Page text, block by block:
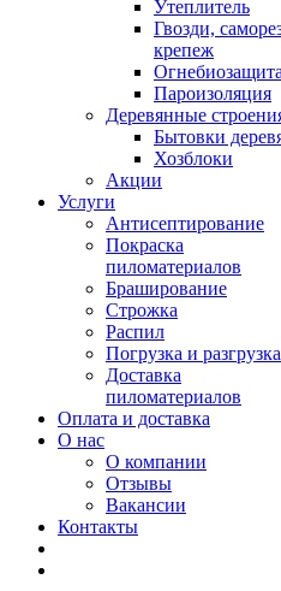
Утеплитель
Гвозди,
крепеж
Огнебиозащита
Пароизоляция
Деревянные
Бытовки
Хозблоки
Акции
Услуги
Антисептирование
Покраска
пиломатериалов
Браширование
Строжка
Распил
Погрузка и разгрузка
Доставка
пиломатериалов
Оплата и доставка
О нас
О компании
Отзывы
Вакансии
Контакты